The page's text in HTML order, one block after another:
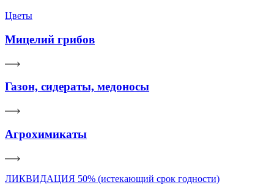
Цветы
Мицелий грибов
Газон, сидераты, медоносы
Агрохимикаты
ЛИКВИДАЦИЯ 50% (истекающий срок годности)